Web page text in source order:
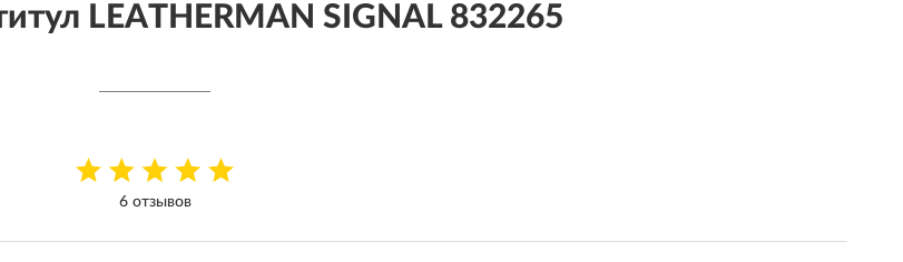
LEATHERMAN SIGNAL 832265
6 отзывов